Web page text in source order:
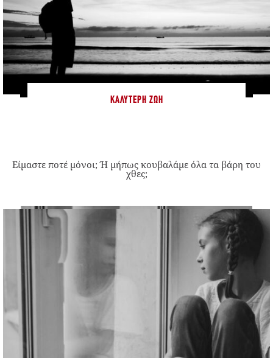
ΚΑΛΎΤΕΡΗ ΖΩΉ
Είμαστε ποτέ μόνοι; Ή μήπως κουβαλάμε όλα τα βάρη του
χθες;